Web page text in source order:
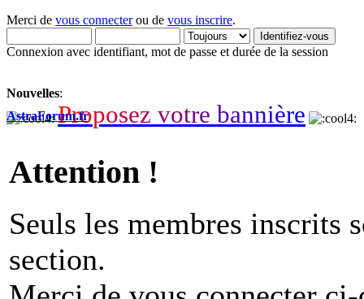
Merci de vous connecterou de vous inscrire.
Connexion avec identifiant, mot de passe et durée de la session
Nouvelles:
Proposez votre bannière
AstraForum.fr
Attention !
Seuls les membres inscrits
section.